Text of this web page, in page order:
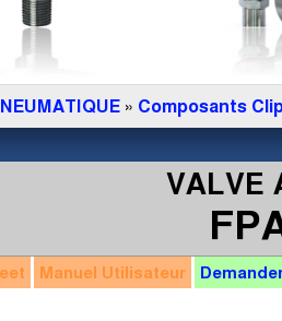
» Composants
VALVE
Manuel Utilisateur